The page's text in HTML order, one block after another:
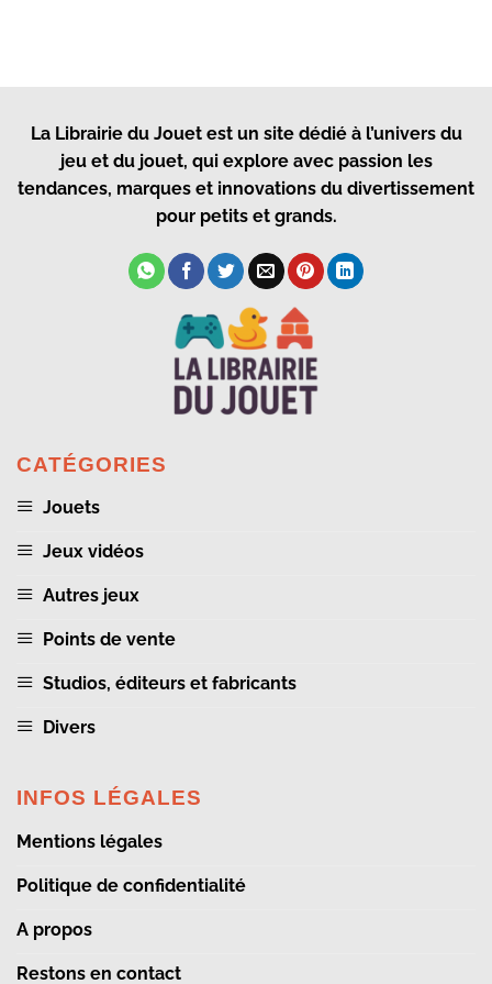
La Librairie du Jouetest un site dédié à l’univers du
jeu et du jouet, qui explore avec passion les
tendances, marques et innovations du divertissement
pour petits et grands.
CATÉGORIES
Jouets
Jeux vidéos
Autres jeux
Points de vente
Studios, éditeurs et fabricants
Divers
INFOS LÉGALES
Mentions légales
Politique de confidentialité
A propos
Restons en contact